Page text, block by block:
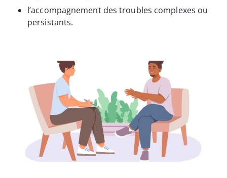
l’accompagnement des troubles complexes ou
persistants.